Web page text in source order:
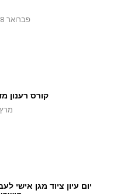
פברואר 28, 2023
קורס רענון
מרץ 1, 2023
יום עיון ציוד מגן אישי